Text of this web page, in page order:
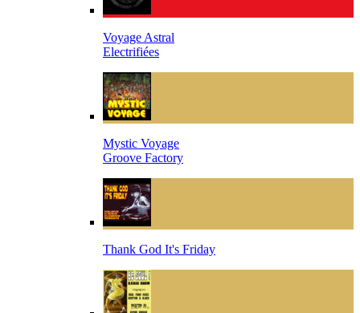
Voyage Astral
Electrifiées
Mystic Voyage
Groove Factory
Thank God It's Friday